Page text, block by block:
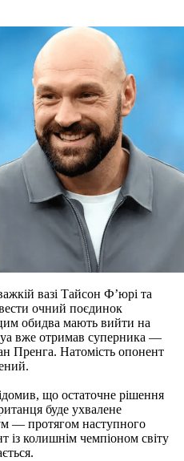
вазі Тайсон Ф’юрі та
очний поєдинок
обидва мають вийти на
вже отримав суперника —
Пренга. Натомість опонент
що остаточне рішення
буде ухвалене
— протягом наступного
із колишнім чемпіоном світу